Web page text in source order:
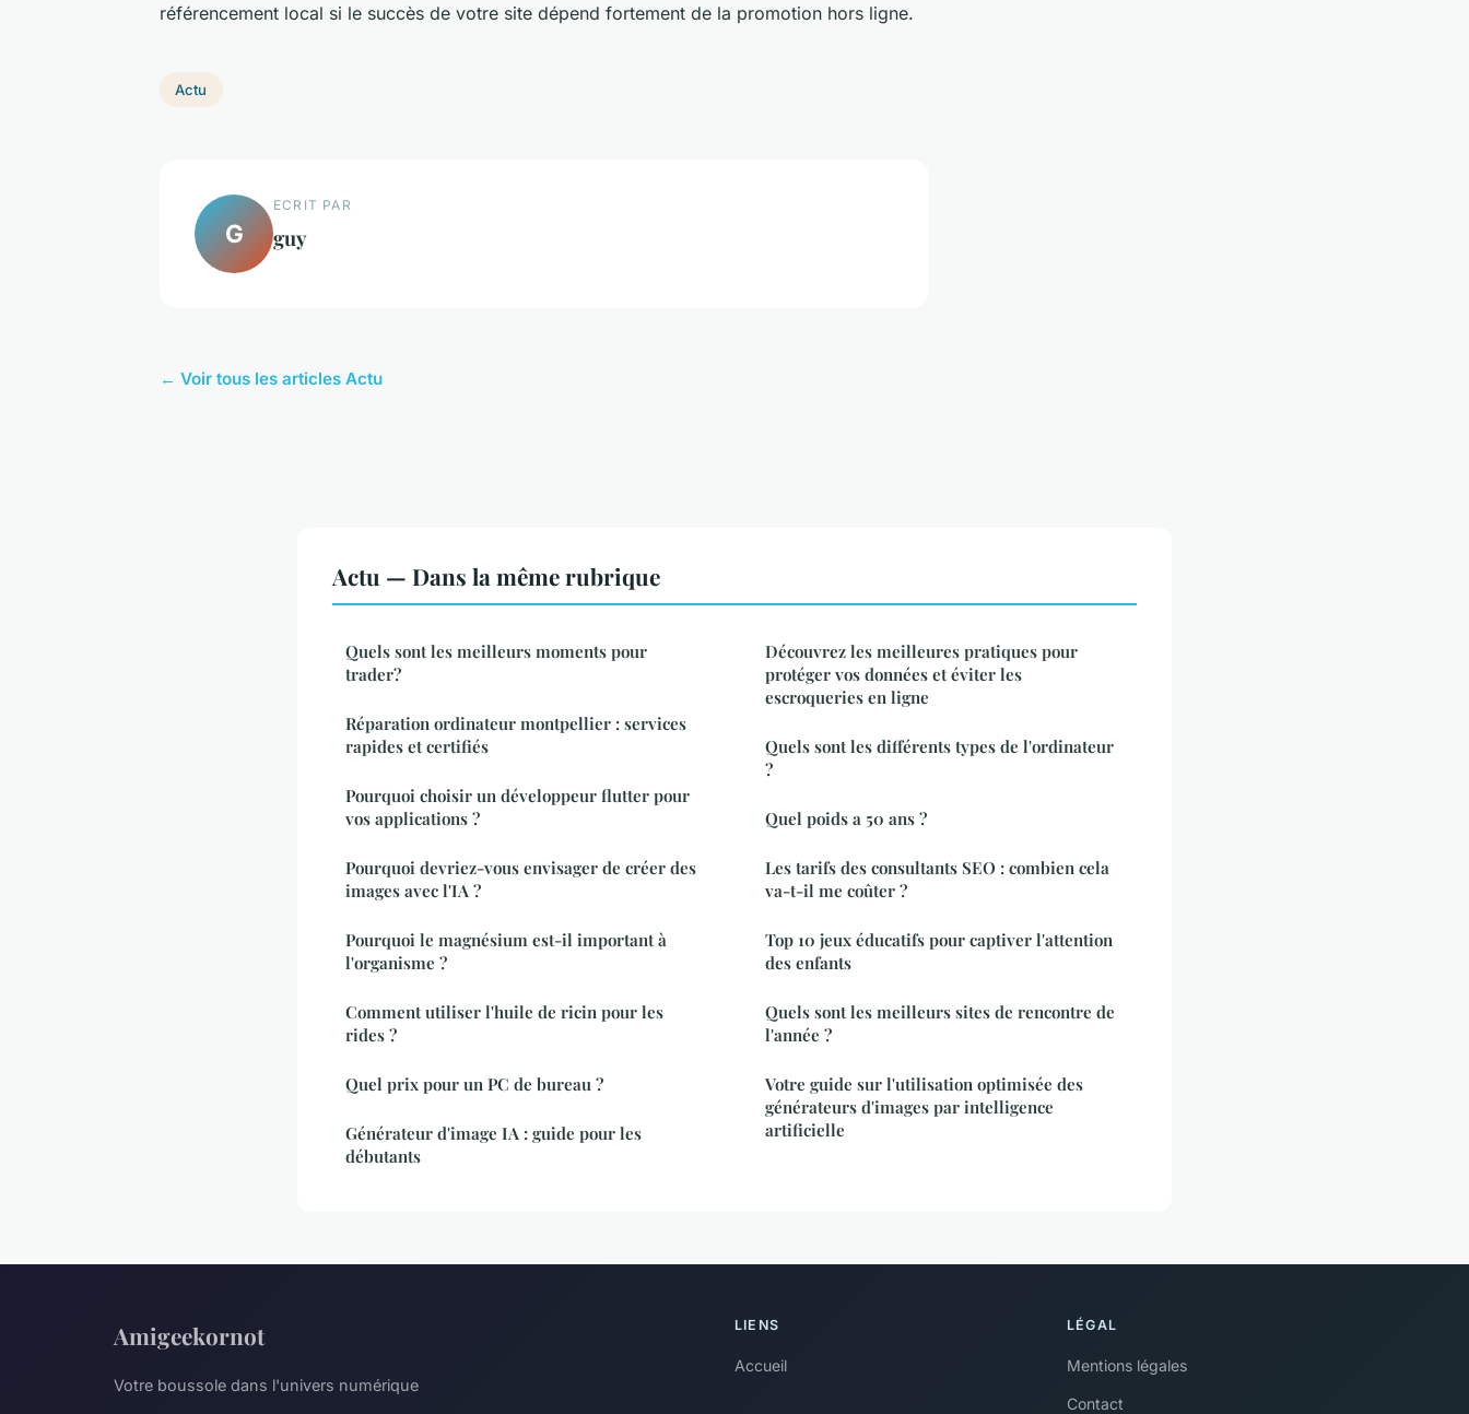
référencement local si le succès de votre site dépend fortement de la promotion hors ligne.
Actu
G
ECRIT PAR
guy
← Voir tous les articles Actu
Actu — Dans la même rubrique
Quels sont les meilleurs moments pour
trader?
Réparation ordinateur montpellier : services
rapides et certifiés
Pourquoi choisir un développeur flutter pour
vos applications ?
Pourquoi devriez-vous envisager de créer des
images avec l'IA ?
Pourquoi le magnésium est-il important à
l'organisme ?
Comment utiliser l'huile de ricin pour les
rides ?
Quel prix pour un PC de bureau ?
Générateur d'image IA : guide pour les
débutants
Découvrez les meilleures pratiques pour
protéger vos données et éviter les
escroqueries en ligne
Quels sont les différents types de l'ordinateur
?
Quel poids a 50 ans ?
Les tarifs des consultants SEO : combien cela
va-t-il me coûter ?
Top 10 jeux éducatifs pour captiver l'attention
des enfants
Quels sont les meilleurs sites de rencontre de
l'année ?
Votre guide sur l'utilisation optimisée des
générateurs d'images par intelligence
artificielle
Amigeekornot
Votre boussole dans l'univers numérique
LIENS
Accueil
LÉGAL
Mentions légales
Contact